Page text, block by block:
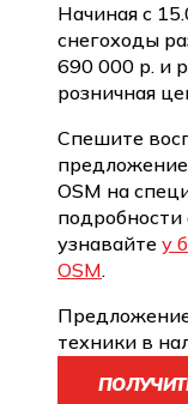
Начиная с
снегоходы
690 000 р. и
розничная
Спешите
OSM на
подробности
узнавайте у
OSM.
техники в